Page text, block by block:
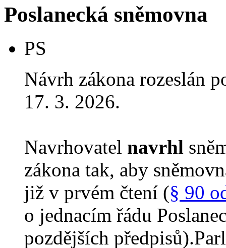
Poslanecká sněmovna
PS
Návrh zákona rozeslán
17. 3. 2026.
Navrhovatel navrhl
zákona tak, aby
již v prvém čtení (§ 90
o jednacím řádu
pozdějších